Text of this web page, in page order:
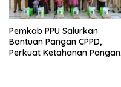
Pemkab PPU Salurkan
Bantuan Pangan CPPD,
Perkuat Ketahanan Pangan